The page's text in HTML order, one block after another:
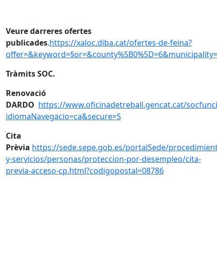
Veure darreres ofertes
publicades.https://xaloc.diba.cat/ofertes-de-feina?
Tràmits SOC.
Renovació
DARDO https://www.oficinadetreball.gencat.cat/
idiomaNavegacio=ca&secure=S
Cita
Prèvia https://sede.sepe.gob.es/portalSede/
y-servicios/personas/proteccion-por-desempleo/cita-
previa-acceso-cp.html?codigopostal=08786